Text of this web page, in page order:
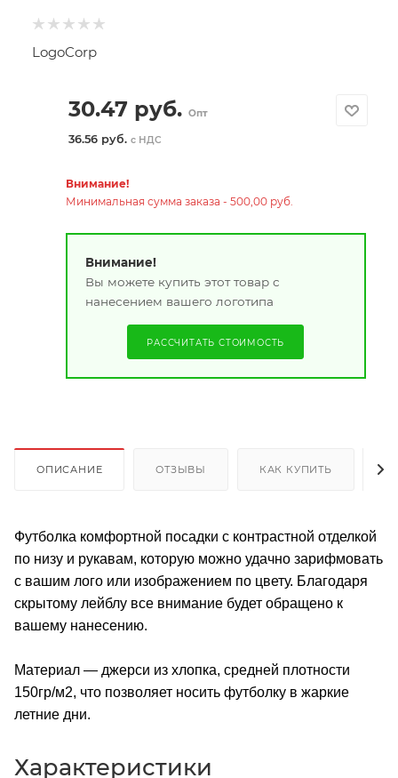
LogoCorp
30.47 руб. Опт
36.56 руб. с НДС
Внимание!
Минимальная сумма заказа - 500,00 руб.
Внимание!
Вы можете купить этот товар с
нанесением вашего логотипа
РАССЧИТАТЬ СТОИМОСТЬ
ОПИСАНИЕ ОТЗЫВЫ КАК КУПИТЬ
Футболка комфортной посадки с контрастной отделкой
по низу и рукавам, которую можно удачно зарифмовать
с вашим лого или изображением по цвету. Благодаря
скрытому лейблу все внимание будет обращено к
вашему нанесению.
Материал — джерси из хлопка, средней плотности
150гр/м2, что позволяет носить футболку в жаркие
летние дни.
Характеристики